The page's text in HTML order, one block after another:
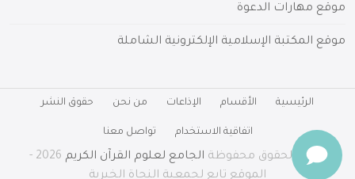
موقع مهارات الدعوة
موقع المكتبة الإسلامية الإلكترونية الشاملة
الرئيسية الأقسام الإذاعات من نحن حقوق النشر
اتفاقية الاستخدام تواصل معنا
جميع الحقوق محفوظة الجامع لعلوم القرآن الكريم
2026 -
الموقع تابع لجمعية النجاة الخيرية